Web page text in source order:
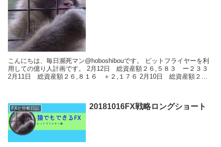
こんにちは、毎日瀕死マン@hoboshibouです。 ビットフライヤーを利
用しての億り人計画です。 2月12日 総資産額２６,５８３ ー２３３
2月11日 総資産額２６,８１６ ＋２,１７６ 2月10日 総資産額２４,
FXと分析日記 20181016FX戦略ロングショート